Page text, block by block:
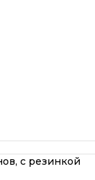
с резинкой